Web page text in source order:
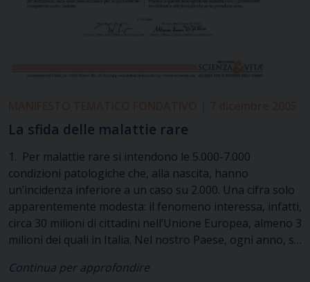
La sfida delle malattie rare
1. Per malattie rare si intendono le 5.000-7.000
condizioni patologiche che, alla nascita, hanno
un’incidenza inferiore a un caso su 2.000. Una cifra solo
apparentemente modesta: il fenomeno interessa, infatti,
circa 30 milioni di cittadini nell’Unione Europea, almeno 3
milioni dei quali in Italia. Nel nostro Paese, ogni anno, si
definire “raro” ciò che coinvolge un numero elevato di
Continua per approfondire